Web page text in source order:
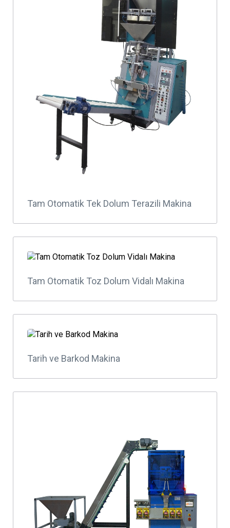
Tam Otomatik Tek Dolum Terazili Makina
Tam Otomatik Toz Dolum Vidalı Makina
Tarih ve Barkod Makina